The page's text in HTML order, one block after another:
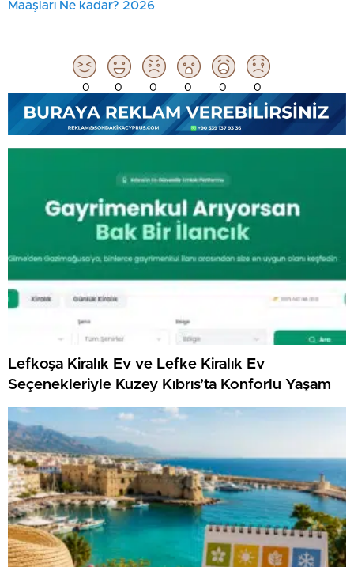
Maaşları Ne kadar? 2026
0 0 0 0 0 0
Lefkoşa Kiralık Ev ve Lefke Kiralık Ev
Seçenekleriyle Kuzey Kıbrıs’ta Konforlu Yaşam